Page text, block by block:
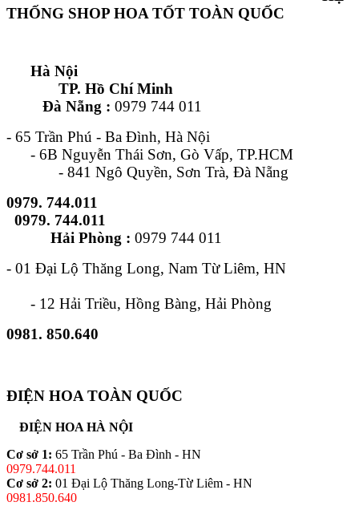
THỐNG SHOP HOA TỐT TOÀN QUỐC
Hà Nội
TP. Hồ Chí Minh
Đà Nẵng : 0979 744 011
- 65 Trần Phú - Ba Đình, Hà Nội
- 6B Nguyễn Thái Sơn, Gò Vấp, TP.HCM
- 841 Ngô Quyền, Sơn Trà, Đà Nẵng
0979. 744.011
0979. 744.011
Hải Phòng : 0979 744 011
- 01 Đại Lộ Thăng Long, Nam Từ Liêm, HN
- 12 Hải Triều, Hồng Bàng, Hải Phòng
0981. 850.640
ĐIỆN HOA TOÀN QUỐC
ĐIỆN HOA HÀ NỘI
Cơ sở 1: 65 Trần Phú - Ba Đình - HN
0979.744.011
Cơ sở 2: 01 Đại Lộ Thăng Long-Từ Liêm - HN
0981.850.640